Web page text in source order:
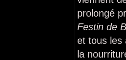
prolongé
Festin de
et tous les
la